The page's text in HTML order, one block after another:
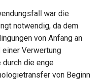
war die
notwendig, da dem
von Anfang an
Verwertung
die enge
von Beginn